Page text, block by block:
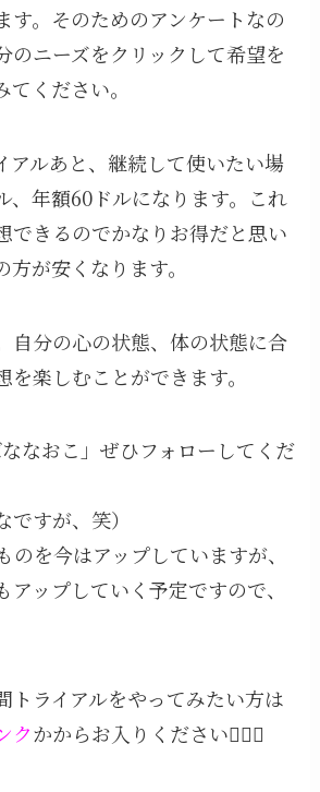
す。そのためのアンケートなの
のニーズをクリックして希望を
ください。
アルあと、継続して使いたい場
、年額60ドルになります。これ
できるのでかなりお得だと思い
が安くなります。
自分の心の状態、体の状態に合
楽しむことができます。
なおこ」ぜひフォローしてくだ
ですが、笑）
を今はアップしていますが、
ップしていく予定ですので、
トライアルをやってみたい方は
クかからお入りください🧘‍♀️✨